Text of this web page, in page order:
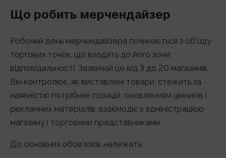
Що робить мерчендайзер
Робочий день мерчендайзера починається з об’їзду
торгових точок, що входять до його зони
відповідальності. Зазвичай це від 3 до 20 магазинів.
Він контролює, як виставлені товари, стежить за
наявністю потрібних позицій, оновленням цінників і
рекламних матеріалів, взаємодіє з адміністрацією
магазину і торговими представниками.
До основних обов’язків належать: